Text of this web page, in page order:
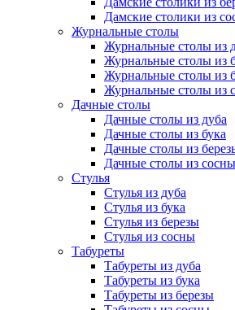
Дамские столики из
Журнальные столы
Журнальные столы из
Журнальные столы из
Журнальные столы из
Журнальные столы из
Дачные столы
Дачные столы из дуба
Дачные столы из бука
Дачные столы из
Дачные столы из сосны
Стулья
Стулья из дуба
Стулья из бука
Стулья из березы
Стулья из сосны
Табуреты
Табуреты из дуба
Табуреты из бука
Табуреты из березы